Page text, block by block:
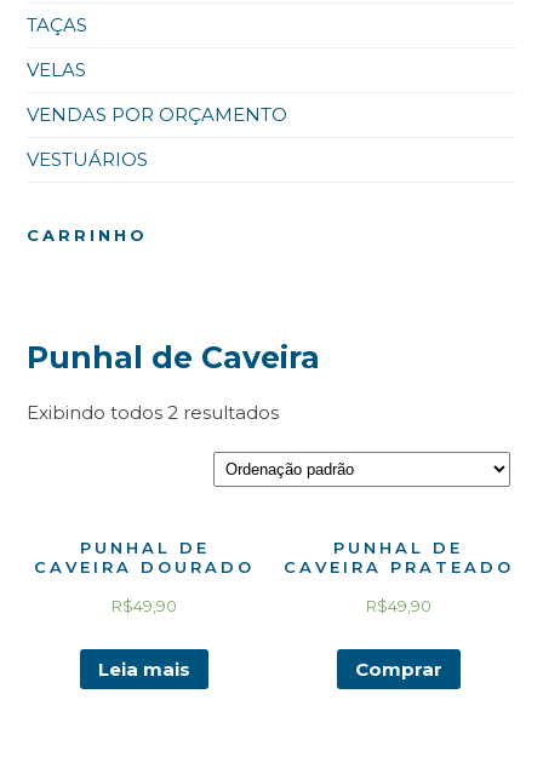
TAÇAS
VELAS
VENDAS POR ORÇAMENTO
VESTUÁRIOS
CARRINHO
Punhal de Caveira
Exibindo todos 2 resultados
PUNHAL DE
CAVEIRA DOURADO
R$49,90
Leia mais
PUNHAL DE
CAVEIRA PRATEADO
R$49,90
Comprar